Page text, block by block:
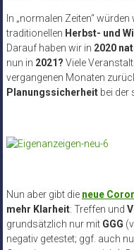
In „normalen Zeiten“
traditionellen Herbst- und
Darauf haben wir in 2020
nun in 2021? Viele
vergangenen Monaten
Planungssicherheitbei der
Nun aber gibt die neue
mehr Klarheit: Treffen und
grundsätzlich nur mit GGG
negativ getestet; ggf. auch